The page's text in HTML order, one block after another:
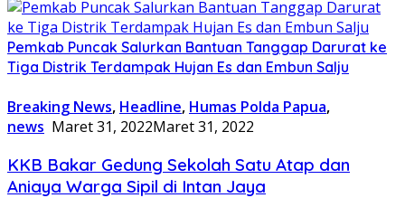
Pemkab Puncak Salurkan Bantuan Tanggap Darurat ke
Tiga Distrik Terdampak Hujan Es dan Embun Salju
Breaking News, Headline, Humas Polda Papua,
news Maret 31, 2022Maret 31, 2022
KKB Bakar Gedung Sekolah Satu Atap dan
Aniaya Warga Sipil di Intan Jaya